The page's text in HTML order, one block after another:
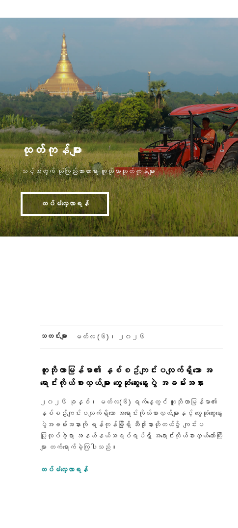
ထုတ်ကုန်များ
သင့်အတွက် ယုံကြည်အားထားရာ ကူဘိုတာထုတ်ကုန်များ
ထပ်မံလေ့လာရန်
သတင်းများ မတ်လ (၆)၊ ၂၀၂၆
ကူဘိုတာမြန်မာ၏ နှစ်စဥ်ကျင်းပလျက်ရှိသော အ
ရောင်းကိုယ်စားလှယ်များ တွေ့ဆုံဆွေးနွေးပွဲ အခမ်းအနား
၂၀၂၆ ခုနှစ်၊ မတ်လ(၆) ရက်နေ့တွင် ကူဘိုတာမြန်မာ၏
နှစ်စဥ်ကျင်းပလျက်ရှိသော အရောင်းကိုယ်စားလှယ်များနှင့် တွေ့ဆုံဆွေးနွေး
ပွဲအခမ်းအနားကို ရန်ကုန်မြို့ရှိ ဆီဒိုးနားဟိုတယ်၌ ကျင်းပ
ပြုလုပ်ခဲ့ရာ အနယ်နယ်အရပ်ရပ်ရှိ အရောင်းကိုယ်စားလှယ်တော်ကြီး
များ တက်ရောက်ခဲ့ကြပါသည်။
ထပ်မံလေ့လာရန်